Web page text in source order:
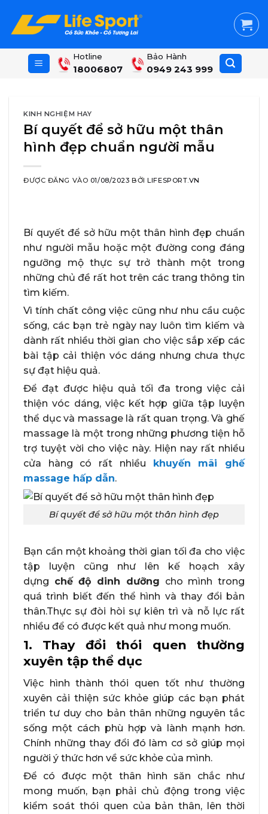
content
Hotline
18006807
Bảo Hành
0949 243 999
KINH NGHIỆM HAY
Bí quyết để sở hữu một thân
hình đẹp chuẩn người mẫu
ĐƯỢC ĐĂNG VÀO 01/08/2023 BỞILIFESPORT.VN
Bí quyết để sở hữu một thân hình đẹp chuẩn
như người mẫu hoặc một đường cong đáng
ngưỡng mộ thực sự trở thành một trong
những chủ đề rất hot trên các trang thông tin
tìm kiếm.
Vì tính chất công việc cũng như nhu cầu cuộc
sống, các bạn trẻ ngày nay luôn tìm kiếm và
dành rất nhiều thời gian cho việc sắp xếp các
bài tập cải thiện vóc dáng nhưng chưa thực
sự đạt hiệu quả.
Để đạt được hiệu quả tối đa trong việc cải
thiện vóc dáng, việc kết hợp giữa tập luyện
thể dục và massage là rất quan trọng. Và ghế
massage là một trong những phương tiện hỗ
trợ tuyệt vời cho việc này. Hiện nay rất nhiều
cửa hàng có rất nhiều khuyến mãi ghế
massage hấp dẫn.
Bí quyết để sở hữu một thân hình đẹp
Bạn cần một khoảng thời gian tối đa cho việc
tập luyện cũng như lên kế hoạch xây
dựng chế độ dinh dưỡng cho mình trong
quá trình biết đến thể hình và thay đổi bản
thân.Thực sự đòi hòi sự kiên trì và nỗ lực rất
nhiều để có được kết quả như mong muốn.
1. Thay đổi thói quen thường
xuyên tập thể dục
Việc hình thành thói quen tốt như thường
xuyên cải thiện sức khỏe giúp các bạn phát
triển tư duy cho bản thân những nguyên tắc
sống một cách phù hợp và lành mạnh hơn.
Chính những thay đổi đó làm cơ sở giúp mọi
người ý thức hơn về sức khỏe của mình.
Để có được một thân hình săn chắc như
mong muốn, bạn phải chủ động trong việc
kiểm soát thói quen của bản thân, lên thời